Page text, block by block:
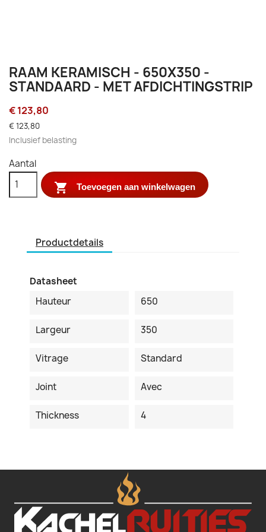
RAAM KERAMISCH - 650X350 -
STANDAARD - MET AFDICHTINGSTRIP
€ 123,80
€ 123,80
Inclusief belasting
Aantal
 Toevoegen aan winkelwagen
Productdetails
Datasheet
Hauteur
650
Largeur 350
Vitrage Standard
Joint Avec
Thickness 4